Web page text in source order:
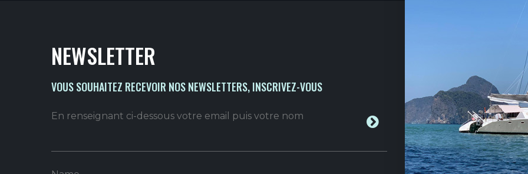
NEWSLETTER
VOUS SOUHAITEZ RECEVOIR NOS NEWSLETTERS, INSCRIVEZ-VOUS
En renseignant ci-dessous votre email puis votre nom